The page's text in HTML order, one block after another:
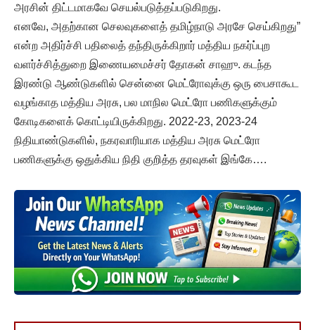
அரசின் திட்டமாகவே செயல்படுத்தப்படுகிறது.
எனவே, அதற்கான செலவுகளைத் தமிழ்நாடு அரசே செய்கிறது”
என்ற அதிர்ச்சி பதிலைத் தந்திருக்கிறார் மத்திய நகர்ப்புற
வளர்ச்சித்துறை இணையமைச்சர் தோகன் சாஹு. கடந்த
இரண்டு ஆண்டுகளில் சென்னை மெட்ரோவுக்கு ஒரு பைசாகூட
வழங்காத மத்திய அரசு, பல மாநில மெட்ரோ பணிகளுக்கும்
கோடிகளைக் கொட்டியிருக்கிறது. 2022-23, 2023-24
நிதியாண்டுகளில், நகரவாரியாக மத்திய அரசு மெட்ரோ
பணிகளுக்கு ஒதுக்கிய நிதி குறித்த தரவுகள் இங்கே….